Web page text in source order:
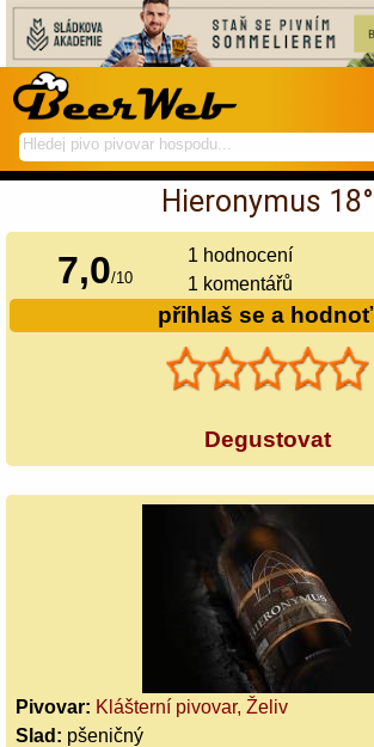
hledej
na
spustí
hledání
Hieronymus 18°
7,0/10
1 hodnocení
1 komentářů
přihlaš se a hodnoť
Degustovat
Pivovar: Klášterní pivovar, Želiv
Slad: pšeničný